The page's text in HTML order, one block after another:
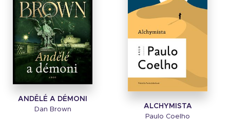
ANDĚLÉ A DÉMONI
Dan Brown ALCHYMISTA
Paulo Coelho